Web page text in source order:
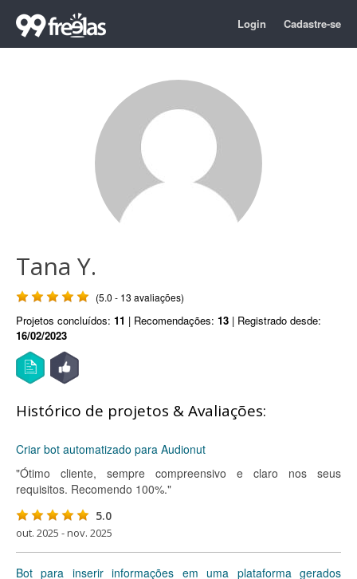
Login Cadastre-se
Tana Y.
(5.0 - 13 avaliações)
Projetos concluídos: 11 | Recomendações: 13 | Registrado desde:
16/02/2023
Histórico de projetos & Avaliações:
Criar bot automatizado para Audionut
"Ótimo cliente, sempre compreensivo e claro nos seus
requisitos. Recomendo 100%."
5.0
out. 2025 - nov. 2025
Bot para inserir informações em uma plataforma gerados